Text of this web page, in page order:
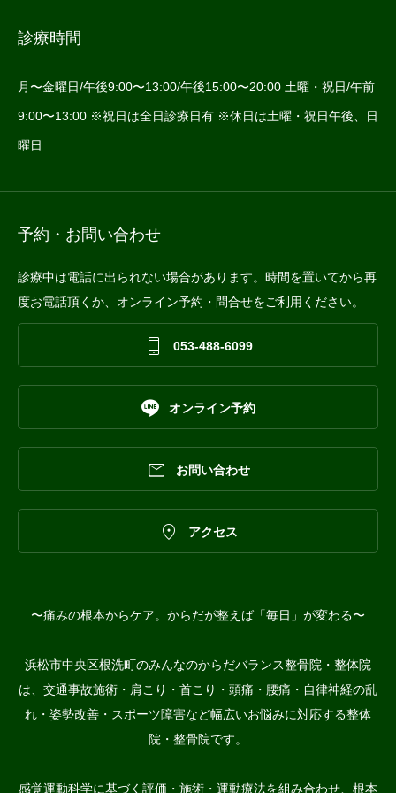
診療時間
月〜金曜日/午後9:00〜13:00/午後15:00〜20:00 土曜・祝日/午前
9:00〜13:00 ※祝日は全日診療日有 ※休日は土曜・祝日午後、日
曜日
予約・お問い合わせ
診療中は電話に出られない場合があります。時間を置いてから再
度お電話頂くか、オンライン予約・問合せをご利用ください。
 053-488-6099
 オンライン予約
 お問い合わせ
 アクセス
〜痛みの根本からケア。からだが整えば「毎日」が変わる〜
浜松市中央区根洗町のみんなのからだバランス整骨院・整体院
は、交通事故施術・肩こり・首こり・頭痛・腰痛・自律神経の乱
れ・姿勢改善・スポーツ障害など幅広いお悩みに対応する整体
院・整骨院です。
感覚運動科学に基づく評価・施術・運動療法を組み合わせ、根本